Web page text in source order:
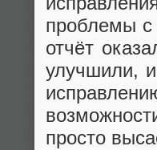
проблемы с
отчёт
улучшили,
просто